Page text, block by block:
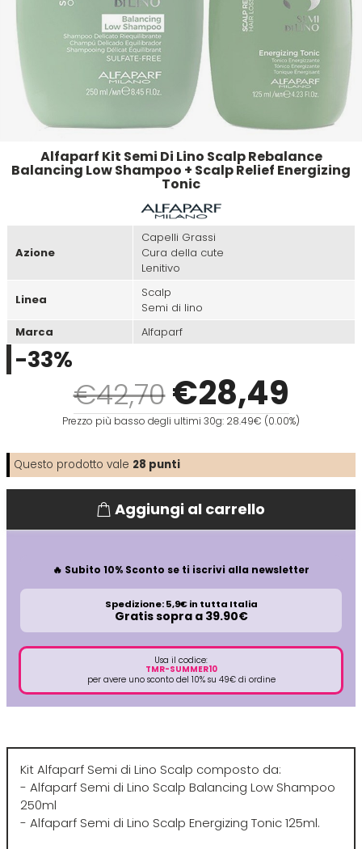
Ascèt
Astra
Colorpack
Comprof
Corioliss
Cosmethic
D
Davines
Depot
Directions
Diva
Dr.K Soap Company
E
Edelstein
Elgon
Elios
Estas
Eugène Perma
Euro Marbel
Euro Stil
Euromax
EveryGreen
Emulsioni Ossidanti
Emulsioni Permanenti
Alfaparf Kit Semi Di Lino Scalp Rebalance
Balancing Low Shampoo + Scalp Relief Energizing
Tonic
Azione
Capelli Grassi
Cura della cute
Lenitivo
Linea
Scalp
Semi di lino
Marca
Alfaparf
€42,70€28,49
-33%
Prezzo più basso degli ultimi 30g: 28.49€ (0.00%)
Questo prodotto vale 28 punti
Aggiungi al carrello
🔥 Subito 10% Sconto se ti iscrivi alla newsletter
Spedizione: 5,9€ in tutta Italia
Gratis sopra a 39.90€
Usa il codice:
TMR-SUMMER10
per avere uno sconto del 10% su 49€ di ordine
Kit Alfaparf Semi di Lino Scalp composto da:
- Alfaparf Semi di Lino Scalp Balancing Low Shampoo
250ml
- Alfaparf Semi di Lino Scalp Energizing Tonic 125ml.